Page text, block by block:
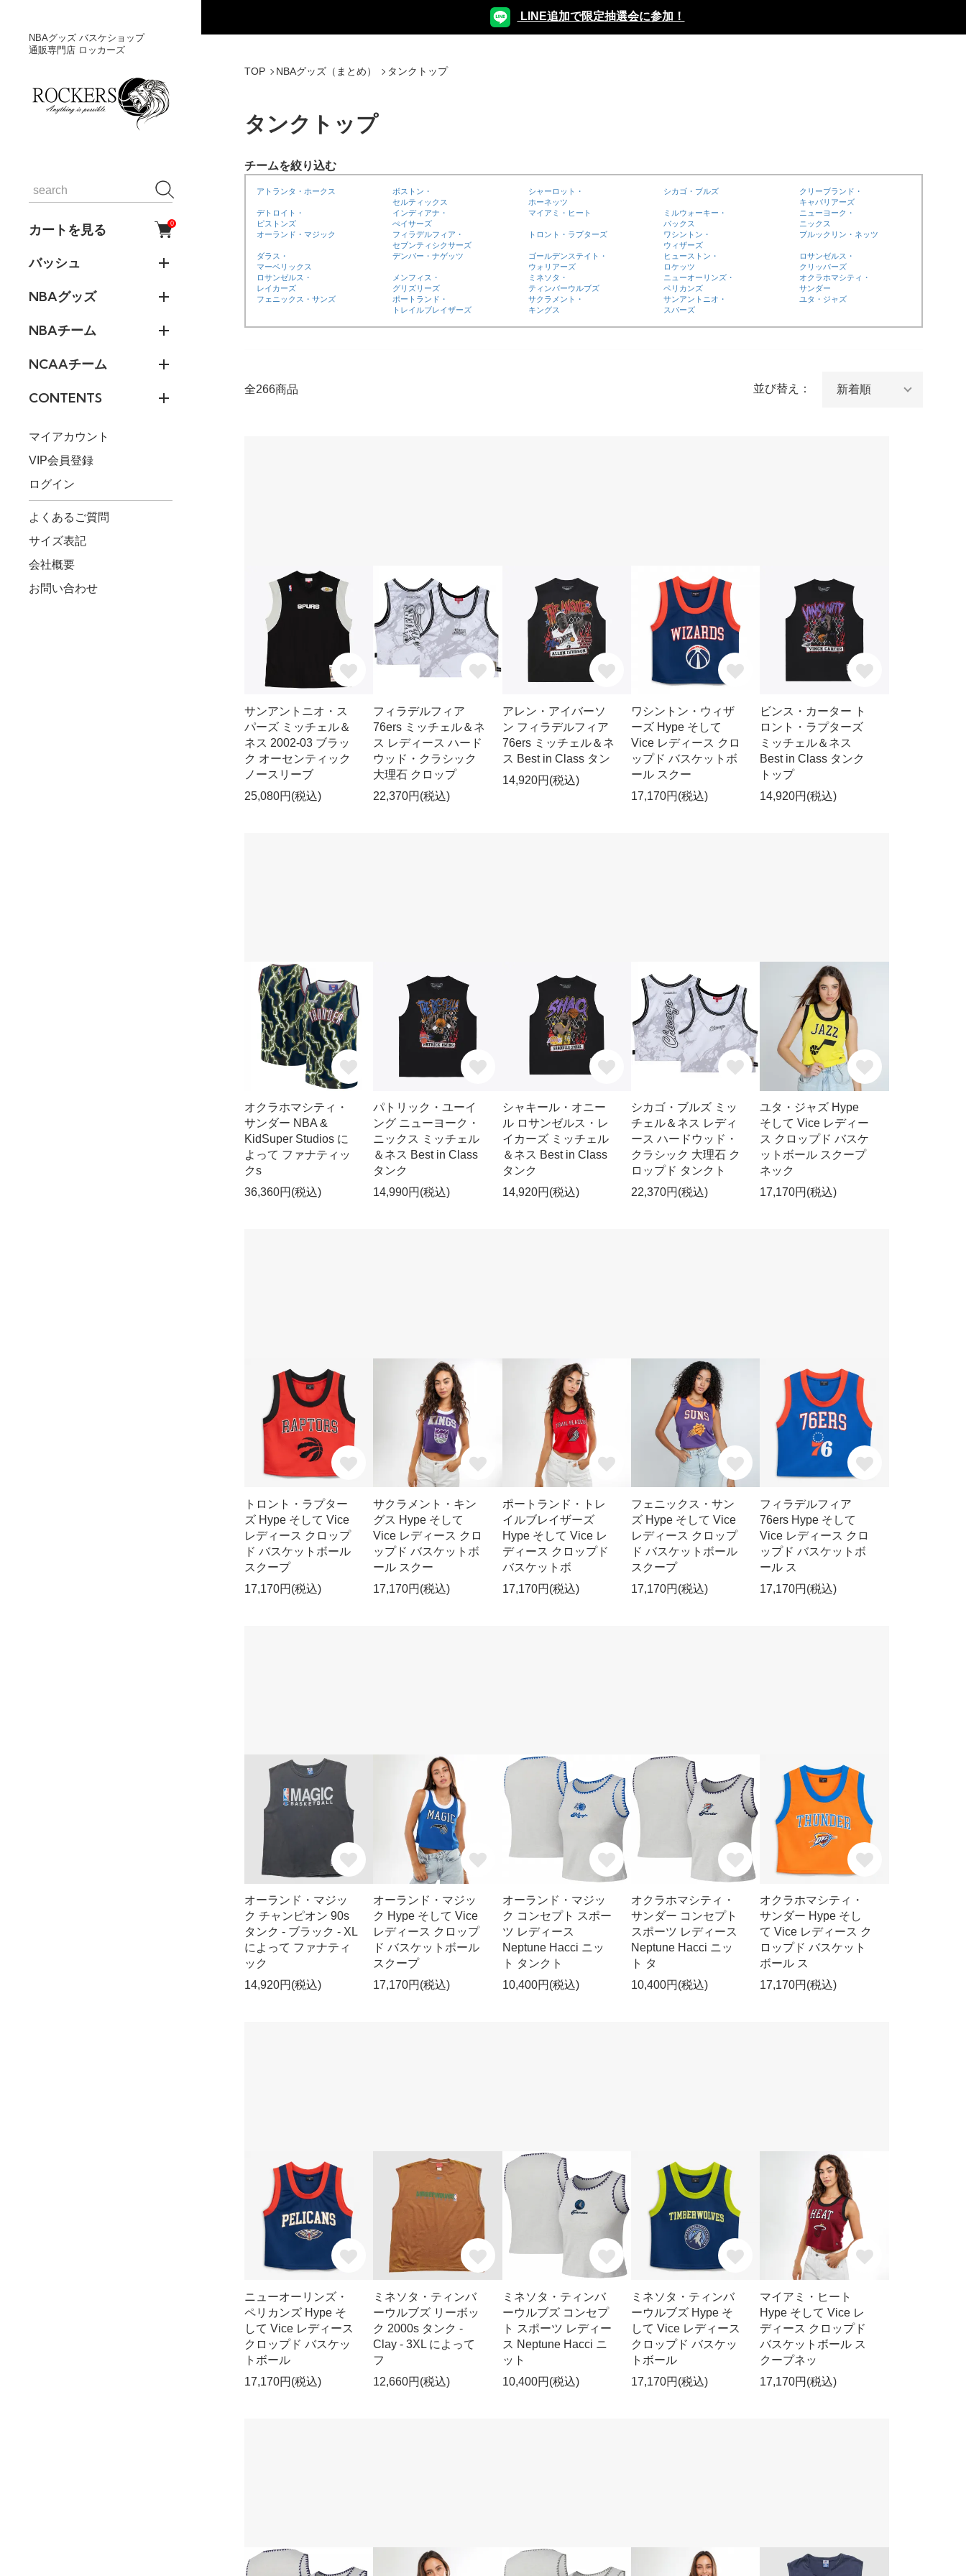
NBAグッズ バスケショップ
通販専門店 ロッカーズ
カートを見る 0
バッシュ
NBAグッズ
NBAチーム
NCAAチーム
CONTENTS
マイアカウント
VIP会員登録
ログイン
よくあるご質問
サイズ表記
会社概要
お問い合わせ
LINE追加で限定抽選会に参加！
TOP NBAグッズ（まとめ） タンクトップ
タンクトップ
チームを絞り込む
アトランタ・ホークス
ボストン・
セルティックス
シャーロット・
ホーネッツ
シカゴ・ブルズ
クリーブランド・
キャバリアーズ
デトロイト・
ピストンズ
インディアナ・
ぺイサーズ
マイアミ・ヒート
ミルウォーキー・
バックス
ニューヨーク・
ニックス
オーランド・マジック
フィラデルフィア・
セブンティシクサーズ
トロント・ラプターズ
ワシントン・
ウィザーズ
ブルックリン・ネッツ
ダラス・
マーベリックス
デンバー・ナゲッツ
ゴールデンステイト・
ウォリアーズ
ヒューストン・
ロケッツ
ロサンゼルス・
クリッパーズ
ロサンゼルス・
レイカーズ
メンフィス・
グリズリーズ
ミネソタ・
ティンバーウルブズ
ニューオーリンズ・
ペリカンズ
オクラホマシティ・
サンダー
フェニックス・サンズ
ポートランド・
トレイルブレイザーズ
サクラメント・
キングス
サンアントニオ・
スパーズ
ユタ・ジャズ
全266商品 並び替え：
サンアントニオ・ス
パーズ ミッチェル＆
ネス 2002-03 ブラッ
ク オーセンティック
ノースリーブ
25,080円(税込)
フィラデルフィア
76ers ミッチェル＆ネ
ス レディース ハード
ウッド・クラシック
大理石 クロップ
22,370円(税込)
アレン・アイバーソ
ン フィラデルフィア
76ers ミッチェル＆ネ
ス Best in Class タン
14,920円(税込)
ワシントン・ウィザ
ーズ Hype そして
Vice レディース クロ
ップド バスケットボ
ール スクー
17,170円(税込)
ビンス・カーター ト
ロント・ラプターズ
ミッチェル＆ネス
Best in Class タンク
トップ
14,920円(税込)
オクラホマシティ・
サンダー NBA &
KidSuper Studios に
よって ファナティッ
クs
36,360円(税込)
パトリック・ユーイ
ング ニューヨーク・
ニックス ミッチェル
＆ネス Best in Class
タンク
14,990円(税込)
シャキール・オニー
ル ロサンゼルス・レ
イカーズ ミッチェル
＆ネス Best in Class
タンク
14,920円(税込)
シカゴ・ブルズ ミッ
チェル＆ネス レディ
ース ハードウッド・
クラシック 大理石 ク
ロップド タンクト
22,370円(税込)
ユタ・ジャズ Hype
そして Vice レディー
ス クロップド バスケ
ットボール スクープ
ネック
17,170円(税込)
トロント・ラプター
ズ Hype そして Vice
レディース クロップ
ド バスケットボール
スクープ
17,170円(税込)
サクラメント・キン
グス Hype そして
Vice レディース クロ
ップド バスケットボ
ール スクー
17,170円(税込)
ポートランド・トレ
イルブレイザーズ
Hype そして Vice レ
ディース クロップド
バスケットボ
17,170円(税込)
フェニックス・サン
ズ Hype そして Vice
レディース クロップ
ド バスケットボール
スクープ
17,170円(税込)
フィラデルフィア
76ers Hype そして
Vice レディース クロ
ップド バスケットボ
ール ス
17,170円(税込)
オーランド・マジッ
ク チャンピオン 90s
タンク - ブラック - XL
によって ファナティ
ック
14,920円(税込)
オーランド・マジッ
ク Hype そして Vice
レディース クロップ
ド バスケットボール
スクープ
17,170円(税込)
オーランド・マジッ
ク コンセプト スポー
ツ レディース
Neptune Hacci ニッ
ト タンクト
10,400円(税込)
オクラホマシティ・
サンダー コンセプト
スポーツ レディース
Neptune Hacci ニッ
ト タ
10,400円(税込)
オクラホマシティ・
サンダー Hype そし
て Vice レディース ク
ロップド バスケット
ボール ス
17,170円(税込)
ニューオーリンズ・
ペリカンズ Hype そ
して Vice レディース
クロップド バスケッ
トボール
17,170円(税込)
ミネソタ・ティンバ
ーウルブズ リーボッ
ク 2000s タンク -
Clay - 3XL によって
フ
12,660円(税込)
ミネソタ・ティンバ
ーウルブズ コンセプ
ト スポーツ レディー
ス Neptune Hacci ニ
ット
10,400円(税込)
ミネソタ・ティンバ
ーウルブズ Hype そ
して Vice レディース
クロップド バスケッ
トボール
17,170円(税込)
マイアミ・ヒート
Hype そして Vice レ
ディース クロップド
バスケットボール ス
クープネッ
17,170円(税込)